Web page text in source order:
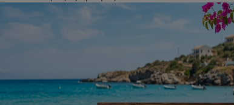
Αρχική Παραλαβή- Παράδοση